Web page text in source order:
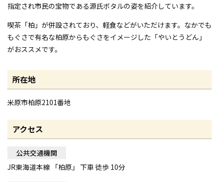
指定され市民の宝物である源氏ボタルの姿を紹介しています。
喫茶「柏」が併設されており、軽食などがいただけます。なかでも
もぐさで有名な柏原からもぐさをイメージした「やいとうどん」
がおススメです。
所在地
米原市柏原2101番地
アクセス
公共交通機関
JR東海道本線 「柏原」 下車 徒歩 10分